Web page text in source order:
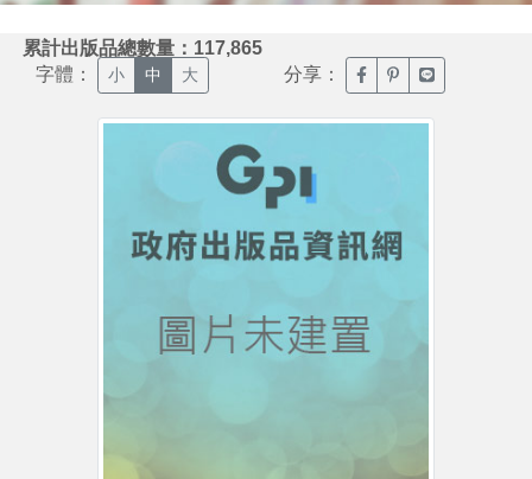
累計出版品總數量：117,865
字體： 小 中 大 分享： 臉書分享(另開新視窗)
噗浪分享(另開新
Line分享(另